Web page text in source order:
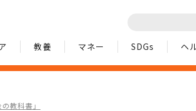
教養 マネー SDGs ヘ
教科書」